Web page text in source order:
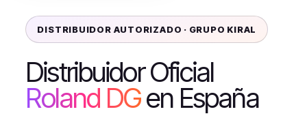
DISTRIBUIDOR AUTORIZADO · GRUPO KIRAL
Distribuidor Oficial
Roland DGen España